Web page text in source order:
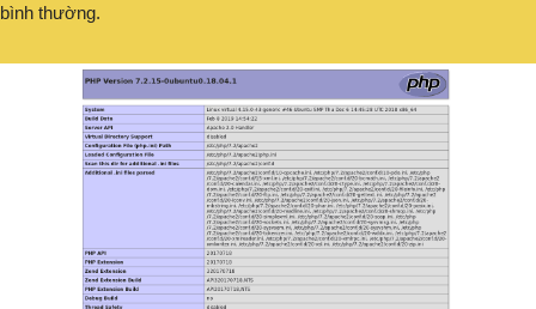
bình thường.